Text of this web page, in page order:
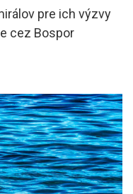
pre ich výzvy
cez Bospor